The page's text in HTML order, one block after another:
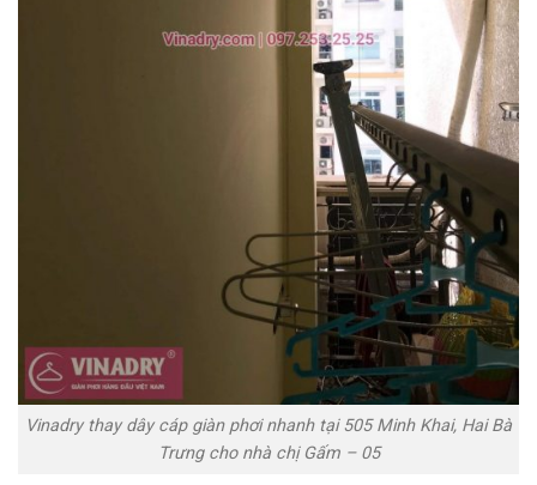
Vinadry thay dây cáp giàn phơi nhanh tại 505 Minh Khai, Hai Bà
Trưng cho nhà chị Gấm – 05